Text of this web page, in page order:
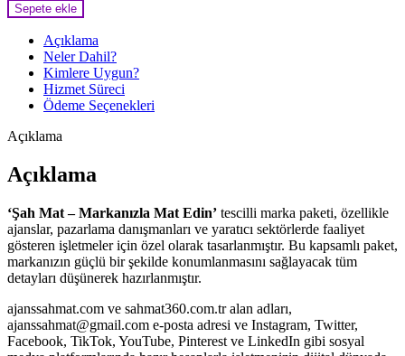
Sepete ekle
Açıklama
Neler Dahil?
Kimlere Uygun?
Hizmet Süreci
Ödeme Seçenekleri
Açıklama
Açıklama
‘Şah Mat – Markanızla Mat Edin’ tescilli marka paketi, özellikle
ajanslar, pazarlama danışmanları ve yaratıcı sektörlerde faaliyet
gösteren işletmeler için özel olarak tasarlanmıştır. Bu kapsamlı paket,
markanızın güçlü bir şekilde konumlanmasını sağlayacak tüm
detayları düşünerek hazırlanmıştır.
ajanssahmat.com ve sahmat360.com.tr alan adları,
ajanssahmat@gmail.com e-posta adresi ve Instagram, Twitter,
Facebook, TikTok, YouTube, Pinterest ve LinkedIn gibi sosyal